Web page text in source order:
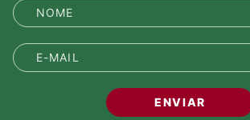
ENVIAR